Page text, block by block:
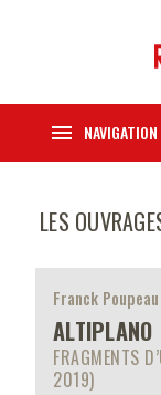
menu NAVIGATION
LES
Franck Poupeau
ALTIPLANO
FRAGMENTS
2019)